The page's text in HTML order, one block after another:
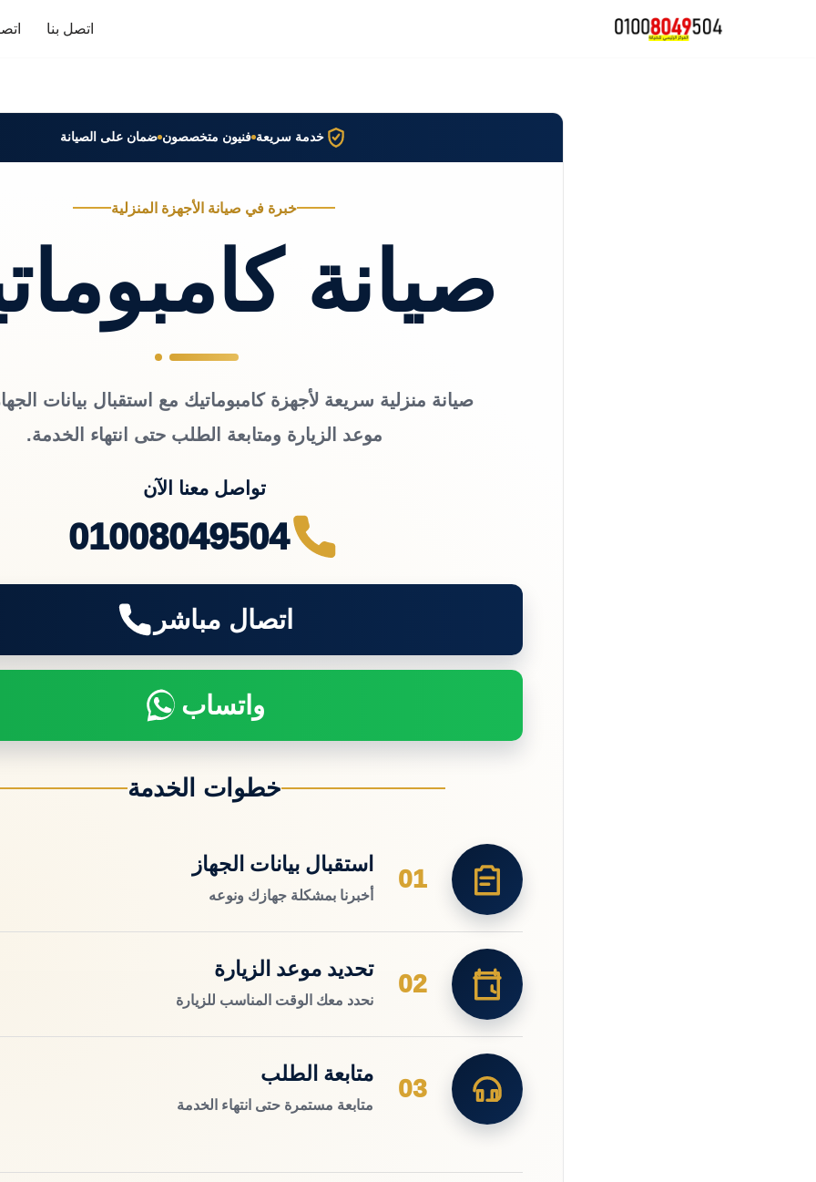
اتصل بنا
خدمة سريعة فنيون متخصصون ضمان على الصيانة
خبرة في صيانة الأجهزة المنزلية
صيانة
صيانة منزلية سريعة لأجهزة كامبوماتيك مع استقبال بيانات
موعد الزيارة ومتابعة الطلب حتى انتهاء الخدمة.
تواصل معنا الآن
01008049504
اتصال مباشر
واتساب
خطوات الخدمة
01
استقبال بيانات الجهاز
أخبرنا بمشكلة جهازك ونوعه
02
تحديد موعد الزيارة
نحدد معك الوقت المناسب للزيارة
03
متابعة الطلب
متابعة مستمرة حتى انتهاء الخدمة